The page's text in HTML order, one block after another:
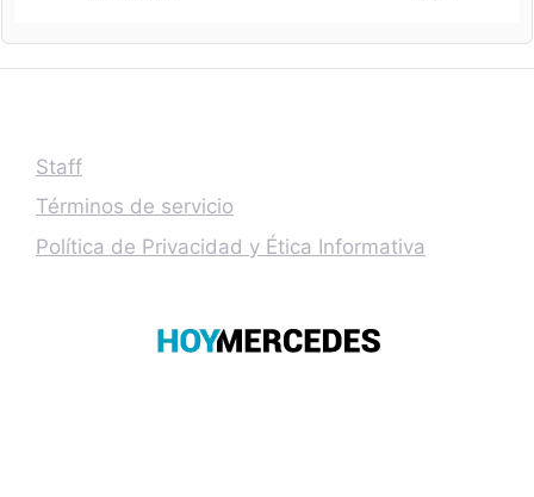
Staff
Términos de servicio
Política de Privacidad y Ética Informativa